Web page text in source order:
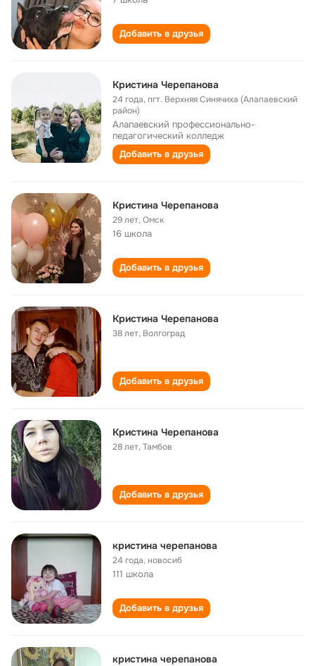
Добавить в друзья
Кристина Черепанова
24 года,пгт. Верхняя Синячиха (Алапаевский
район)
Алапаевский профессионально-
педагогический колледж
Добавить в друзья
Кристина Черепанова
29 лет,Омск
16 школа
Добавить в друзья
Кристина Черепанова
38 лет, Волгоград
Добавить в друзья
Кристина Черепанова
28 лет,Тамбов
Добавить в друзья
кристина черепанова
24 года,новосиб
111 школа
Добавить в друзья
кристина черепанова